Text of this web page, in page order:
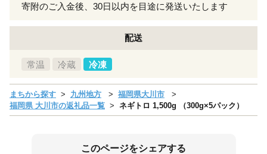
寄附のご入金後、30日以内を目途に発送いたします
配送
常温 冷蔵 冷凍
まちから探す 九州地方
福岡県大川市
福岡県 大川市の返礼品一覧
ネギトロ 1,500g （300g×5パック）
このページをシェアする